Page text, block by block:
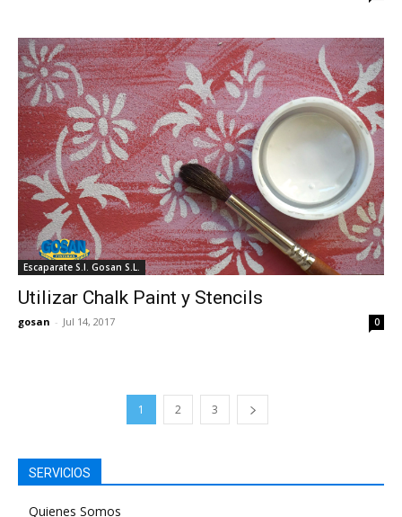
Escaparate S.I. Gosan S.L.
Utilizar Chalk Paint y Stencils
gosan - Jul 14, 2017 0
1 2 3
SERVICIOS
Quienes Somos